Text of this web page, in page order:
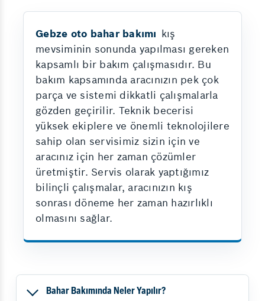
Gebze oto bahar bakımı kış
mevsiminin sonunda yapılması gereken
kapsamlı bir bakım çalışmasıdır. Bu
bakım kapsamında aracınızın pek çok
parça ve sistemi dikkatli çalışmalarla
gözden geçirilir. Teknik becerisi
yüksek ekiplere ve önemli teknolojilere
sahip olan servisimiz sizin için ve
aracınız için her zaman çözümler
üretmiştir. Servis olarak yaptığımız
bilinçli çalışmalar, aracınızın kış
sonrası döneme her zaman hazırlıklı
olmasını sağlar.
Bahar Bakımında Neler Yapılır?